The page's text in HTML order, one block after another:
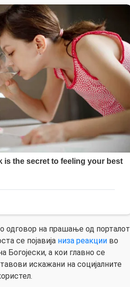
одговор на прашање од порталот
се појавија низа реакции во
Богојески, а кои главно се
искажани на социјалните